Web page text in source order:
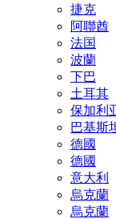
捷克
阿聯酋
法国
波蘭
下巴
土耳其
保加利
巴基斯
德國
德國
意大利
烏克蘭
烏克蘭